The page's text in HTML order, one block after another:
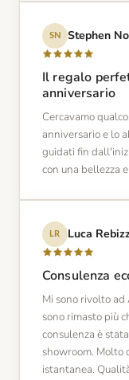
SN Stephen
Il regalo
anniversario
Cercavamo
anniversario e lo
guidati fin
con una bellezza
LR Luca
Consulenza
Mi sono rivolto
sono rimasto più
consulenza è
showroom. Molto
istantanea.